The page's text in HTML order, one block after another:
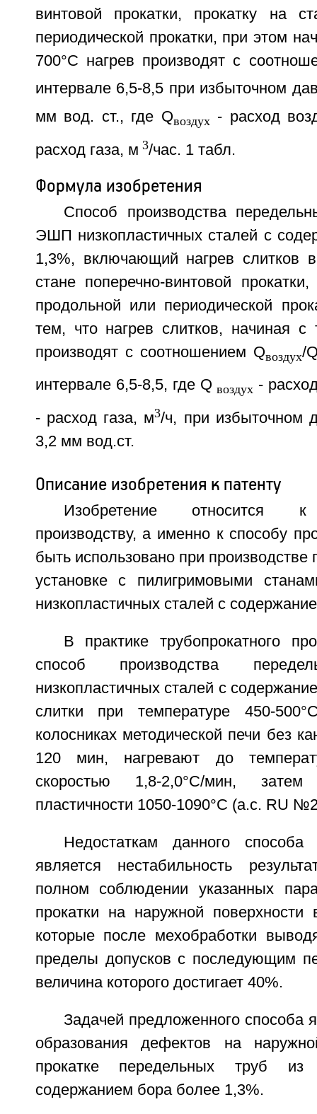
винтовой прокатки, прокатку на
периодической прокатки, при этом
700°С нагрев производят с
интервале 6,5-8,5 при избыточном
мм вод. ст., где Qвоздух- расход
расход газа, м 3/час. 1 табл.
Формула изобретения
Способ производства
ЭШП низкопластичных сталей с
1,3%, включающий нагрев слитков
стане поперечно-винтовой
продольной или периодической
тем, что нагрев слитков, начиная с
производят с соотношением Qвоздух/
интервале 6,5-8,5, где Q воздух-
- расход газа, м3/ч, при избыточном
3,2 мм вод.ст.
Описание изобретения к патенту
Изобретение относится к
производству, а именно к способу
быть использовано при производстве
установке с пилигримовыми
низкопластичных сталей с
В практике трубопрокатного
способ производства
низкопластичных сталей с
слитки при температуре 450-
колосниках методической печи без
120 мин, нагревают до
скоростью 1,8-2,0°С/мин,
пластичности 1050-1090°С (а.с. RU
Недостаткам данного способа
является нестабильность
полном соблюдении указанных
прокатки на наружной поверхности
которые после мехобработки
пределы допусков с последующим
величина которого достигает 40%.
Задачей предложенного способа
образования дефектов на
прокатке передельных труб
содержанием бора более 1,3%.